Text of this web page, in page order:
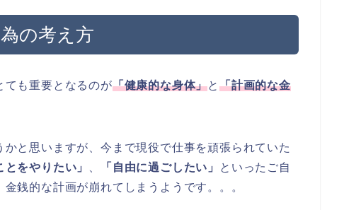
の考え方
ても重要となるのが「健康的な身体」と「計画的な金
と思いますが、今まで現役で仕事を頑張られていた
とをやりたい」 「自由に過ごしたい」
といったご自
銭的な計画が崩れてしまうようです。。。